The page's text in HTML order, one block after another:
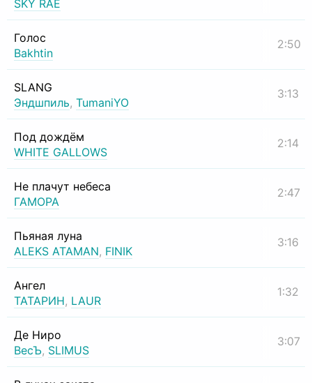
SKY RAE
Голос
Bakhtin
2:50
SLANG
Эндшпиль, TumaniYO
3:13
Под дождём
WHITE GALLOWS
2:14
Не плачут небеса
ГАМОРА
2:47
Пьяная луна
ALEKS ATAMAN, FINIK
3:16
Ангел
ТАТАРИН, LAUR
1:32
Де Ниро
ВесЪ, SLIMUS
3:07